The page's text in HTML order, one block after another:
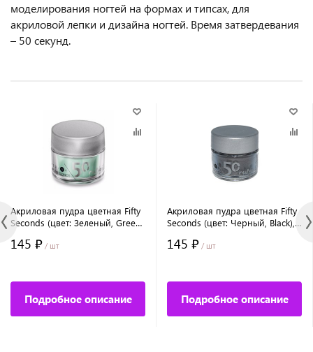
моделирования ногтей на формах и типсах, для
акриловой лепки и дизайна ногтей. Время затвердевания
– 50 секунд.
Акриловая пудра цветная Fifty
Seconds (цвет: Зеленый, Green),
145 ₽ / шт
Подробное описание
Акриловая пудра цветная Fifty
Seconds (цвет: Черный, Black),
145 ₽ / шт
Подробное описание